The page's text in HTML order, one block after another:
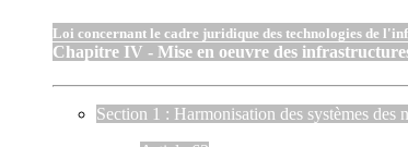
Loi concernant le cadre juridique des technologies de
Chapitre IV - Mise en oeuvre des
Section 1 : Harmonisation des systèmes des